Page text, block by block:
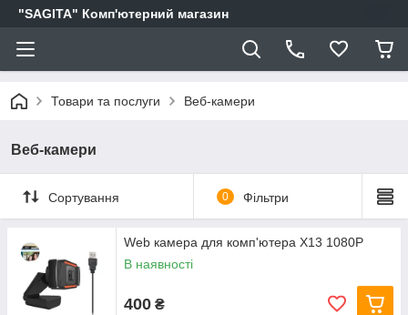
"SAGITA" Комп'ютерний магазин
Товари та послуги Веб-камери
Веб-камери
Сортування 0 Фільтри
Web камера для комп'ютера X13 1080P
В наявності
400 ₴